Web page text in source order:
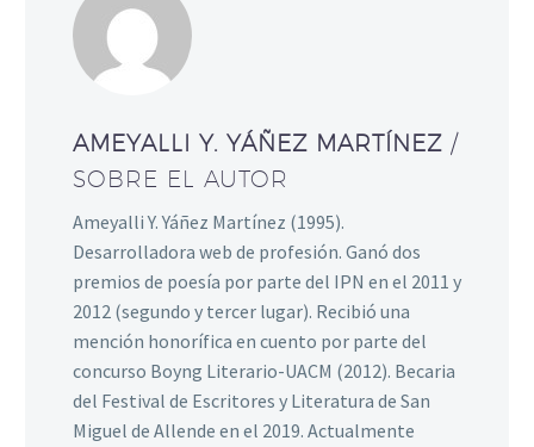
AMEYALLI Y. YÁÑEZ MARTÍNEZ /
SOBRE EL AUTOR
Ameyalli Y. Yáñez Martínez (1995).
Desarrolladora web de profesión. Ganó dos
premios de poesía por parte del IPN en el 2011 y
2012 (segundo y tercer lugar). Recibió una
mención honorífica en cuento por parte del
concurso Boyng Literario-UACM (2012). Becaria
del Festival de Escritores y Literatura de San
Miguel de Allende en el 2019. Actualmente